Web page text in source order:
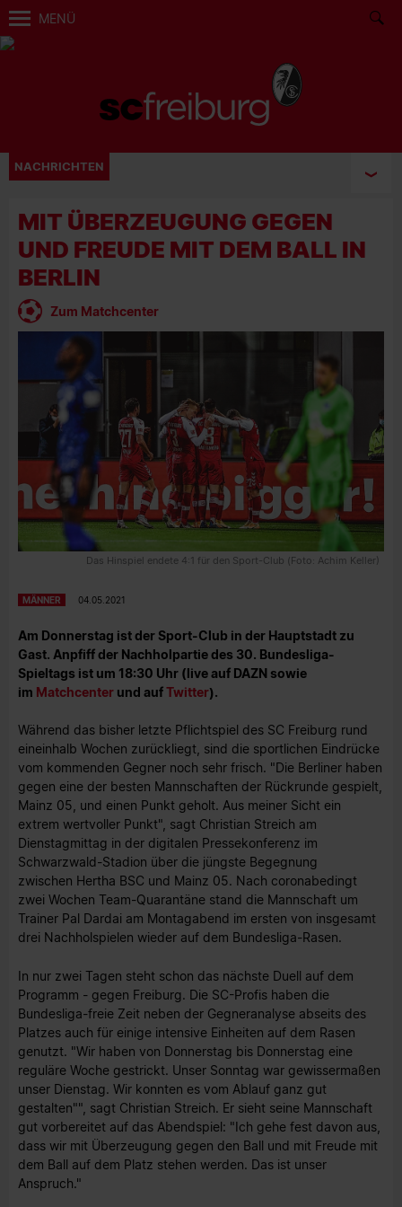
MENÜ
NACHRICHTEN
MIT ÜBERZEUGUNG GEGEN
UND FREUDE MIT DEM BALL IN
BERLIN
Zum Matchcenter
Das Hinspiel endete 4:1 für den Sport-Club (Foto: Achim Keller)
MÄNNER 04.05.2021
Am Donnerstag ist der Sport-Club in der Hauptstadt zu
Gast. Anpfiff der Nachholpartie des 30. Bundesliga-
Spieltags ist um 18:30 Uhr (live auf DAZN sowie
im Matchcenter und aufTwitter).
Während das bisher letzte Pflichtspiel des SC Freiburg rund
eineinhalb Wochen zurückliegt, sind die sportlichen Eindrücke
vom kommenden Gegner noch sehr frisch. "Die Berliner haben
gegen eine der besten Mannschaften der Rückrunde gespielt,
Mainz 05, und einen Punkt geholt. Aus meiner Sicht ein
extrem wertvoller Punkt", sagt Christian Streich am
Dienstagmittag in der digitalen Pressekonferenz im
Schwarzwald-Stadion über die jüngste Begegnung
zwischen Hertha BSC und Mainz 05. Nach coronabedingt
zwei Wochen Team-Quarantäne stand die Mannschaft um
Trainer Pal Dardai am Montagabend im ersten von insgesamt
drei Nachholspielen wieder auf dem Bundesliga-Rasen.
In nur zwei Tagen steht schon das nächste Duell auf dem
Programm - gegen Freiburg. Die SC-Profis haben die
Bundesliga-freie Zeit neben der Gegneranalyse abseits des
Platzes auch für einige intensive Einheiten auf dem Rasen
genutzt. "Wir haben von Donnerstag bis Donnerstag eine
reguläre Woche gestrickt. Unser Sonntag war gewissermaßen
unser Dienstag. Wir konnten es vom Ablauf ganz gut
gestalten"", sagt Christian Streich. Er sieht seine Mannschaft
gut vorbereitet auf das Abendspiel: "Ich gehe fest davon aus,
dass wir mit Überzeugung gegen den Ball und mit Freude mit
dem Ball auf dem Platz stehen werden. Das ist unser
Anspruch."